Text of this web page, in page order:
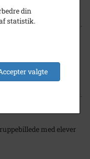
med elever
din
statistik.
valgte